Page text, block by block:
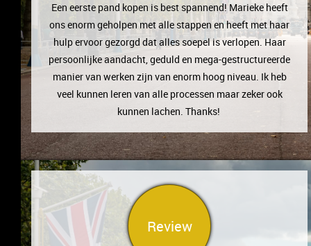
Een eerste pand kopen is best spannend! Marieke heeft
ons enorm geholpen met alle stappen en heeft met haar
hulp ervoor gezorgd dat alles soepel is verlopen. Haar
persoonlijke aandacht, geduld en mega-gestructureerde
manier van werken zijn van enorm hoog niveau. Ik heb
veel kunnen leren van alle processen maar zeker ook
kunnen lachen. Thanks!
Review